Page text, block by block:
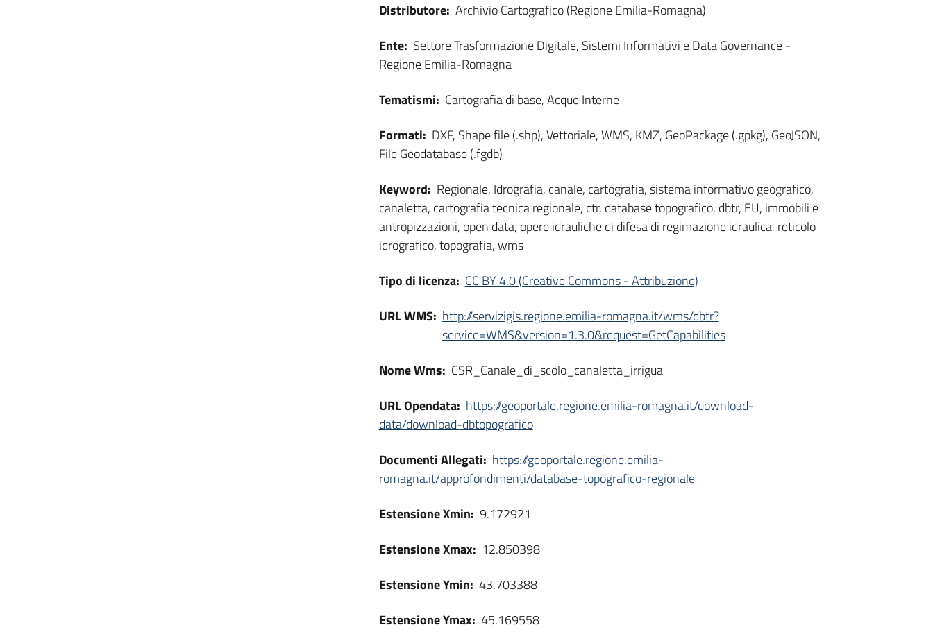
Distributore: Archivio Cartografico (Regione Emilia-Romagna)
Ente: Settore Trasformazione Digitale, Sistemi Informativi e Data Governance -
Regione Emilia-Romagna
Tematismi: Cartografia di base, Acque Interne
Formati: DXF, Shape file (.shp), Vettoriale, WMS, KMZ, GeoPackage (.gpkg), GeoJSON,
File Geodatabase (.fgdb)
Keyword: Regionale, Idrografia, canale, cartografia, sistema informativo geografico,
canaletta, cartografia tecnica regionale, ctr, database topografico, dbtr, EU, immobili e
antropizzazioni, open data, opere idrauliche di difesa di regimazione idraulica, reticolo
idrografico, topografia, wms
Tipo di licenza: CC BY 4.0 (Creative Commons - Attribuzione)
URL WMS: http://servizigis.regione.emilia-romagna.it/wms/dbtr?
service=WMS&version=1.3.0&request=GetCapabilities
Nome Wms: CSR_Canale_di_scolo_canaletta_irrigua
URL Opendata: https://geoportale.regione.emilia-romagna.it/download-
data/download-dbtopografico
Documenti Allegati: https://geoportale.regione.emilia-
romagna.it/approfondimenti/database-topografico-regionale
Estensione Xmin: 9.172921
Estensione Xmax: 12.850398
Estensione Ymin: 43.703388
Estensione Ymax: 45.169558